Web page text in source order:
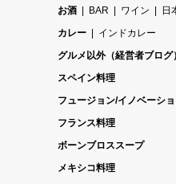
お酒
BAR ワイン
日
カレー
インドカレー
グルメ以外（経営者ブログ）
スペイン料理
フュージョン/イノベーシ
フランス料理
ボーンブロススープ
メキシコ料理